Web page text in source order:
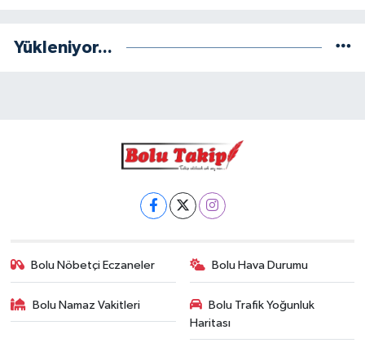
Yükleniyor...
Bolu Nöbetçi Eczaneler Bolu Hava Durumu
Bolu Namaz Vakitleri
Bolu Trafik Yoğunluk
Haritası